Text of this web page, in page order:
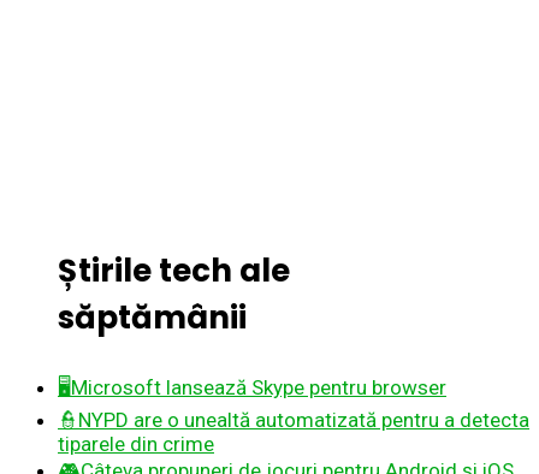
Știrile tech ale
săptămânii
🖥️Microsoft lansează Skype pentru browser
👮NYPD are o unealtă automatizată pentru a detecta
tiparele din crime